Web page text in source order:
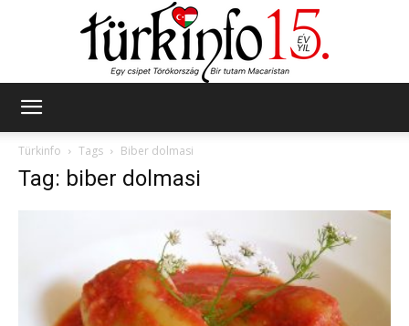
Türkinfo
Tags Biber dolmasi
Tag: biber dolmasi